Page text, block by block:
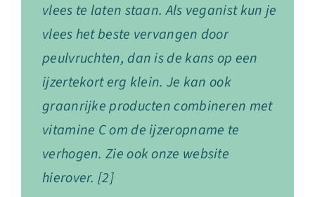
vlees te laten staan. Als veganist kun je
vlees het beste vervangen door
peulvruchten, dan is de kans op een
ijzertekort erg klein. Je kan ook
graanrijke producten combineren met
vitamine C om de ijzeropname te
verhogen. Zie ook onze website
hierover. [2]